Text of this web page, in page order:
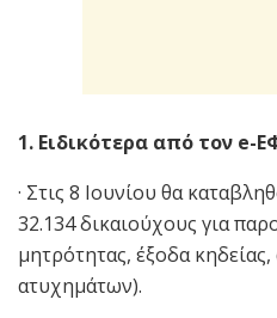
1. Ειδικότερα από τον e-
· Στις 8 Ιουνίου θα
32.134 δικαιούχους για
μητρότητας, έξοδα κηδείας,
ατυχημάτων).